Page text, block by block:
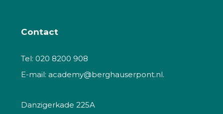
Contact
Tel: 020 8200 908
E-mail: academy@berghauserpont.nl.
Danzigerkade 225A